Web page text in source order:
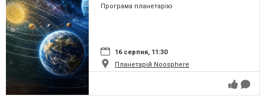
Програма планетарію
16 серпня, 11:30
Планетарій Noosphere